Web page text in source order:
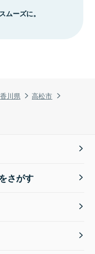
香川県
高松市
ムーズに。
さがす